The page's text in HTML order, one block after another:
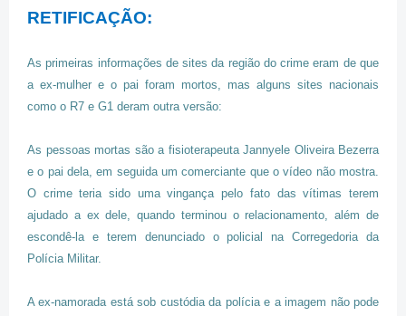
RETIFICAÇÃO:
As primeiras informações de sites da região do crime eram de que
a ex-mulher e o pai foram mortos, mas alguns sites nacionais
como o R7 e G1 deram outra versão:
As pessoas mortas são a fisioterapeuta Jannyele Oliveira Bezerra
e o pai dela, em seguida um comerciante que o vídeo não mostra.
O crime teria sido uma vingança pelo fato das vítimas terem
ajudado a ex dele, quando terminou o relacionamento, além de
escondê-la e terem denunciado o policial na Corregedoria da
Polícia Militar.
A ex-namorada está sob custódia da polícia e a imagem não pode